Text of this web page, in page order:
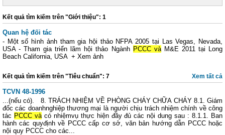
Kết quả tìm kiếm trên "Giới thiệu": 1
Quan hệ đối tác
- Một số hình ảnh tham gia hội thảo NFPA 2005 tại Las Vegas, Nevada,
USA - Tham gia triển lãm hội thảo Ngành PCCC vàM&E 2011 tại Long
Beach California, USA + Xem ảnh
Xem tất cả
Kết quả tìm kiếm trên "Tiêu chuẩn": 7
TCVN 48-1996
...(nếu có). 8. TRÁCH NHIỆM VỀ PHÒNG CHÁY CHỮA CHÁY 8.1. Giám
đốc các doanhnghiệp thương mại là người chịu trách nhiệm chính về công
tác PCCC vàcó nhiệmvụ thực hiện đầy đủ các nội dung sau : 8.1.1. Ban
hành các quyđịnh về PCCC cấp cơ sở, văn bản hướng dẫn PCCC hoặc
nội quy PCCC cho các...